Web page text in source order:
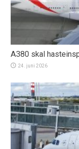
A380 skal
24. juni 2026